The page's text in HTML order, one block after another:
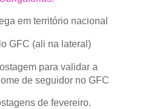
em território nacional
GFC (ali na lateral)
para validar a
de seguidor no GFC
de fevereiro.